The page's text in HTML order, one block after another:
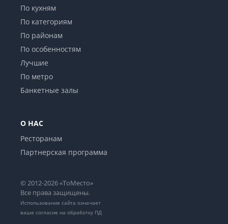
По кухням
По категориям
По районам
По особенностям
Лучшие
По метро
Банкетные залы
О НАС
Ресторанам
Партнерская программа
© 2012-2026 «ТоМесто»
Все права защищены.
Использование сайта означает
ваше согласие на обработку ПД